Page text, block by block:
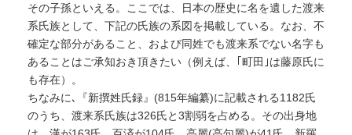
その子孫といえる。ここでは、日本の歴史に名を遺した渡来
系氏族として、下記の氏族の系図を掲載している。なお、不
確定な部分があること、および同姓でも渡来系でない名字も
あることはご承知おき頂きたい（例えば、｢町田｣は藤原氏に
も存在）。
ちなみに､『新撰姓氏録』(815年編纂)に記載される1182氏
のうち、渡来系氏族は326氏と3割弱を占める。その出身地